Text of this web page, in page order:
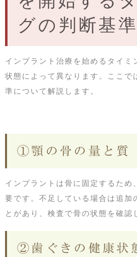
グの判断基準
インプラント治療を始めるタイミ
状態によって異なります。ここで
準について解説します。
①顎の骨の量と質
インプラントは骨に固定するため
要です。不足している場合は追加
とがあり、検査で骨の状態を確認
②歯ぐきの健康状